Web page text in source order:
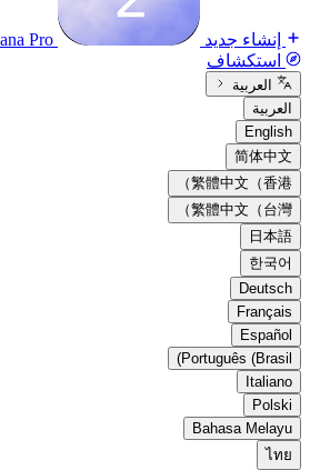
إنشاء جديد
Pro
استكشاف
العربية
العربية
English
简体中文
繁體中文（香港）
繁體中文（台灣）
日本語
한국어
Deutsch
Français
Español
Português (Brasil)
Italiano
Polski
Bahasa Melayu
ไทย